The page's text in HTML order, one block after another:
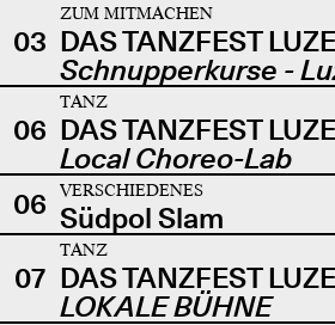
03
ZUM MITMACHEN
DAS TANZFEST
Schnupperkurse -
06
TANZ
DAS TANZFEST
Local Choreo-Lab
06
VERSCHIEDENES
Südpol Slam
07
TANZ
DAS TANZFEST
LOKALE BÜHNE